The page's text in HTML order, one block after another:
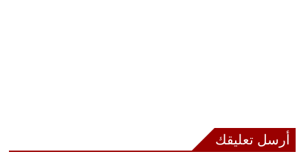
أرسل تعليقك